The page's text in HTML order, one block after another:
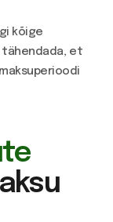
kõige
tähendada, et